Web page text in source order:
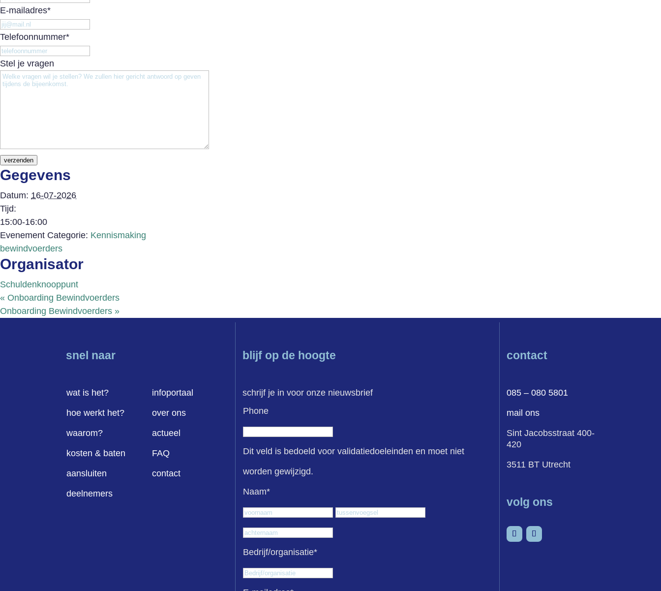
E-mailadres*
Telefoonnummer*
Stel je vragen
verzenden
Gegevens
Datum: 16-07-2026
Tijd:
15:00-16:00
Evenement Categorie: Kennismaking
bewindvoerders
Organisator
Schuldenknooppunt
« Onboarding Bewindvoerders
Onboarding Bewindvoerders »
snel naar
wat is het?
hoe werkt het?
waarom?
kosten & baten
aansluiten
deelnemers
infoportaal
over ons
actueel
FAQ
contact
blijf op de hoogte
schrijf je in voor onze nieuwsbrief
Phone
Dit veld is bedoeld voor validatiedoeleinden en moet niet
worden gewijzigd.
Naam*
Voornaam
Tussenvoegsel
Achternaam
Bedrijf/organisatie*
contact
085 – 080 5801
mail ons
Sint Jacobsstraat 400-
420
3511 BT Utrecht
volg ons